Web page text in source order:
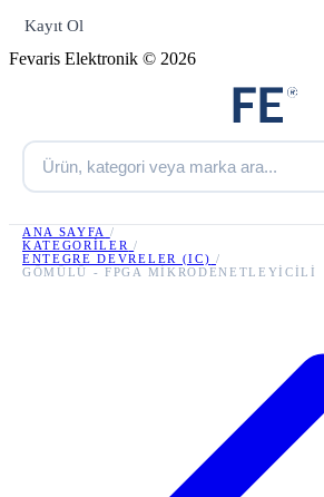
Kayıt Ol
Fevaris Elektronik © 2026
ANA SAYFA /
KATEGORILER /
ENTEGRE DEVRELER (IC) /
GÖMÜLÜ - FPGA MIKRODENETLEYICILI